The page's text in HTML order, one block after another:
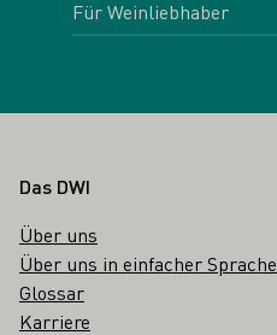
Fußbereich
Das DWI
Über uns
Über uns in einfacher Sprache
Glossar
Karriere